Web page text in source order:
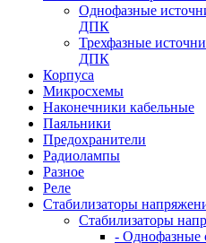
Однофазные
ДПК
Трехфазные
ДПК
Корпуса
Микросхемы
Наконечники кабельные
Паяльники
Предохранители
Радиолампы
Разное
Реле
Стабилизаторы
Стабилизаторы
- Однофазные